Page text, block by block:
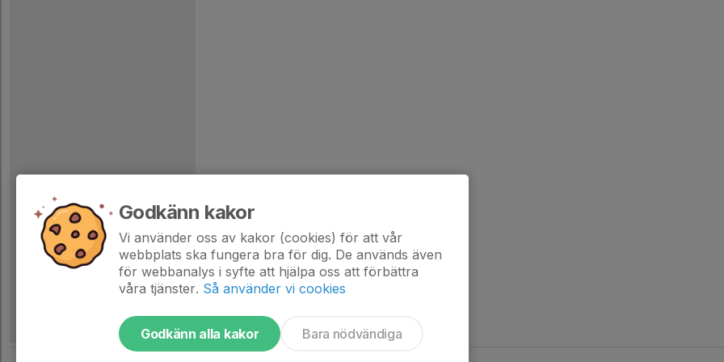
Godkänn kakor
Vi använder oss av kakor (cookies) för att vår
webbplats ska fungera bra för dig. De används även
för webbanalys i syfte att hjälpa oss att förbättra
våra tjänster. Så använder vi cookies
Godkänn alla kakor Bara nödvändiga